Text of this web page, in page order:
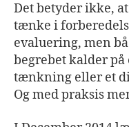
Det betyder ikke,
tænke i
evaluering, men
begrebet kalder
tænkning eller et
Og med praksis